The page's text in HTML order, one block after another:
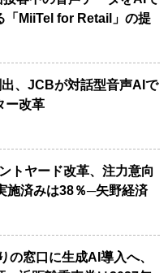
「MiiTel for Retail」の提
、JCBが対話型音声AIで
ー改革
トヤード改革、注力意向
施済みは38％─矢野経済
の窓口に生成AI導入へ、